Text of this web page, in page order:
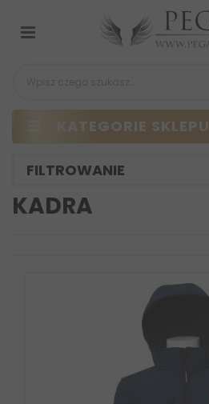
KATEGORIE SKLEPU
Przełącz
nawigacji
FILTROWANIE
KADRA